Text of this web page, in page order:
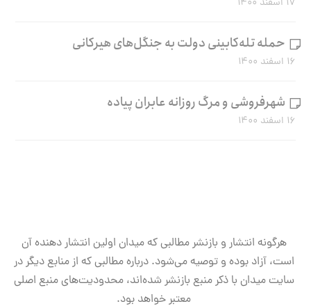
۱۷ اسفند ۱۴۰۰
حمله تله‌کابینی دولت به جنگل‌های هیرکانی
۱۶ اسفند ۱۴۰۰
شهرفروشی و مرگ روزانه عابران پیاده
۱۶ اسفند ۱۴۰۰
هرگونه انتشار و بازنشر مطالبی که میدان اولین انتشار دهنده آن
است، آزاد بوده و توصیه می‌شود. درباره مطالبی که از منابع دیگر در
سایت میدان با ذکر منبع بازنشر شده‌اند، محدودیت‌های منبع اصلی
معتبر خواهد بود.